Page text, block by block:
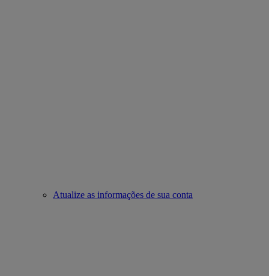
Atualize as informações de sua conta